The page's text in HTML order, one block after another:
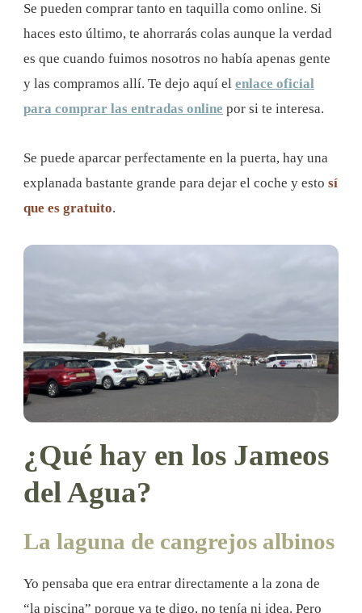
Se pueden comprar tanto en taquilla como online. Si
haces esto último, te ahorrarás colas aunque la verdad
es que cuando fuimos nosotros no había apenas gente
y las compramos allí. Te dejo aquí el enlace oficial
para comprar las entradas online por si te interesa.
Se puede aparcar perfectamente en la puerta, hay una
explanada bastante grande para dejar el coche y esto sí
que es gratuito.
¿Qué hay en los Jameos
del Agua?
La laguna de cangrejos albinos
Yo pensaba que era entrar directamente a la zona de
“la piscina” porque ya te digo, no tenía ni idea. Pero